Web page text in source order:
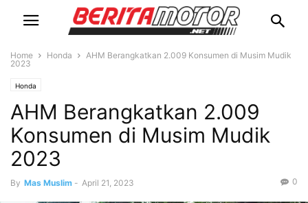
Home Honda
AHM Berangkatkan 2.009 Konsumen di Musim Mudik
2023
Honda
AHM Berangkatkan 2.009
Konsumen di Musim Mudik
2023
By Mas Muslim - April 21, 2023 0